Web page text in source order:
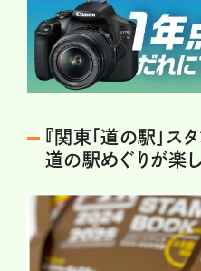
『関東「道の駅」ス
道の駅めぐりが楽